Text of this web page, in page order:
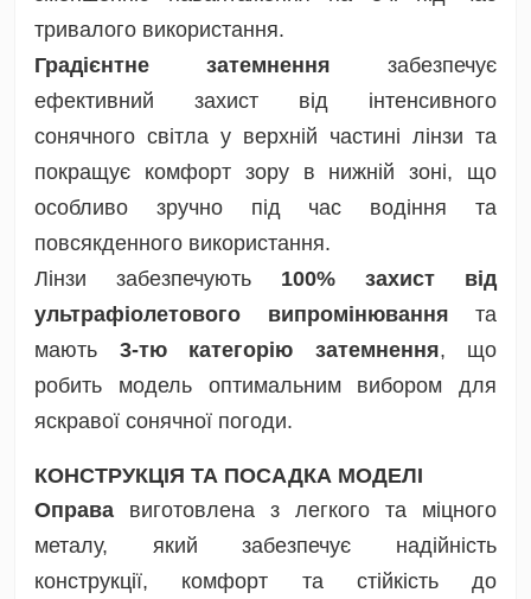
тривалого використання.
Градієнтне затемнення забезпечує
ефективний захист від інтенсивного
сонячного світла у верхній частині лінзи та
покращує комфорт зору в нижній зоні, що
особливо зручно під час водіння та
повсякденного використання.
Лінзи забезпечують 100% захист від
ультрафіолетового випромінювання та
мають 3-тю категорію затемнення, що
робить модель оптимальним вибором для
яскравої сонячної погоди.
КОНСТРУКЦІЯ ТА ПОСАДКА МОДЕЛІ
Оправа виготовлена з легкого та міцного
металу, який забезпечує надійність
конструкції, комфорт та стійкість до